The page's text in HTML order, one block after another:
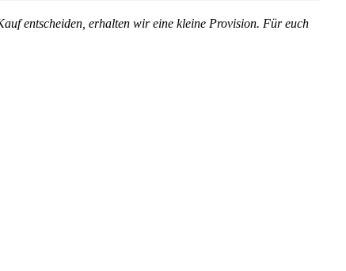
entscheiden, erhalten wir eine kleine Provision. Für euch